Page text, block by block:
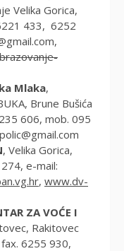
Velika Gorica,
433, 6252
,
Mlaka,
Brune Bušića
606, mob. 095
, Velika Gorica,
e-mail:
, www.dv-
ZA VOĆE I
Rakitovec
6255 930,